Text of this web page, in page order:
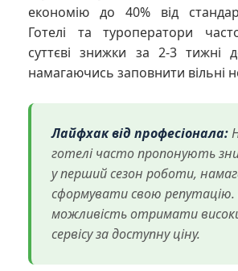
економію до 40% від
Готелі та туроператори
суттєві знижки за 2-3 тижні
намагаючись заповнити вільні
Лайфхак від професіонала:
готелі часто пропонують
у перший сезон роботи,
сформувати свою репутацію.
можливість отримати
сервісу за доступну ціну.